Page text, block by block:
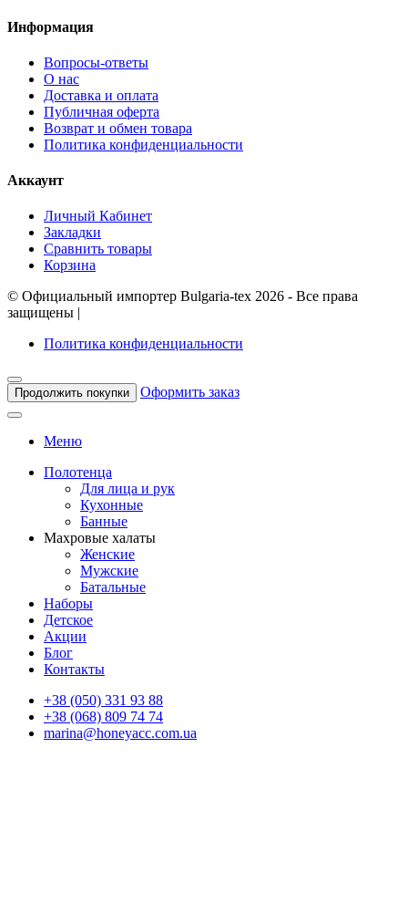
Информация
Вопросы-ответы
О нас
Доставка и оплата
Публичная оферта
Возврат и обмен товара
Политика конфиденциальности
Аккаунт
Личный Кабинет
Закладки
Сравнить товары
Корзина
© Официальный импортер Bulgaria-tex 2026 - Все права
защищены |
Политика конфиденциальности
Продолжить покупки Оформить заказ
Меню
Полотенца
Для лица и рук
Кухонные
Банные
Махровые халаты
Женские
Мужские
Батальные
Наборы
Детское
Акции
Блог
Контакты
+38 (050) 331 93 88
+38 (068) 809 74 74
marina@honeyacc.com.ua